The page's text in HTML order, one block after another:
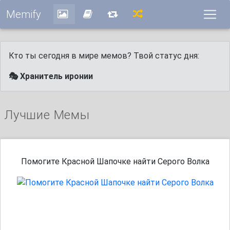
Memify
Кто ты сегодня в мире мемов? Твой статус дня:
🎭 Хранитель иронии
Лучшие Мемы
Помогите Красной Шапочке найти Серого Волка